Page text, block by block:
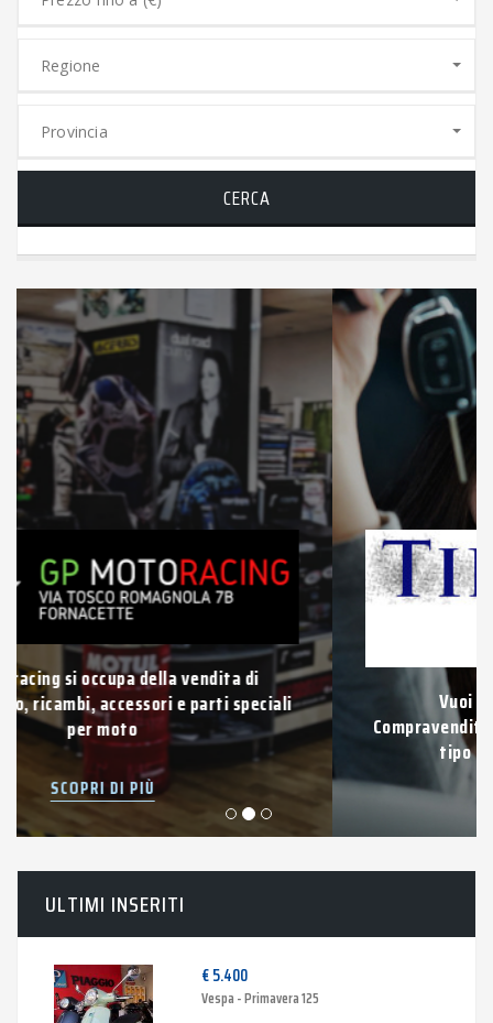
Regione
Provincia
CERCA
Vuoi vendere la tua auto usata?
Compravendita di auto e veicoli usati di qualsiasi
tipo con pagamento immediato.
SCOPRI DI PIÙ
ULTIMI INSERITI
€ 5.400
Vespa - Primavera 125